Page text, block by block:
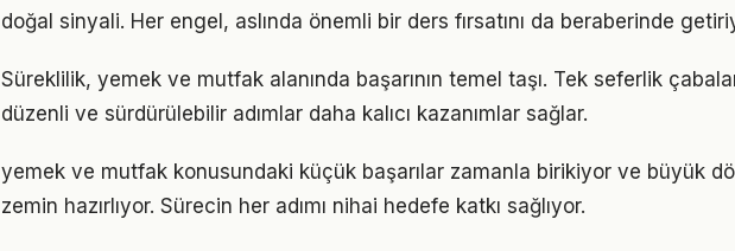
doğal sinyali. Her engel, aslında önemli bir ders fırsatını da beraberinde
Süreklilik, yemek ve mutfak alanında başarının temel taşı. Tek seferlik
düzenli ve sürdürülebilir adımlar daha kalıcı kazanımlar sağlar.
yemek ve mutfak konusundaki küçük başarılar zamanla birikiyor ve büyük
zemin hazırlıyor. Sürecin her adımı nihai hedefe katkı sağlıyor.